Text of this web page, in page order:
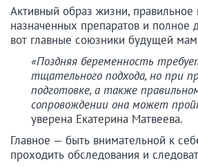
Активный образ жизни, правильное
назначенных препаратов и полное
вот главные союзники будущей
«Поздняя беременность
тщательного подхода, но при
подготовке, а также
сопровождении она может
уверена Екатерина Матвеева.
Главное — быть внимательной к
проходить обследования и